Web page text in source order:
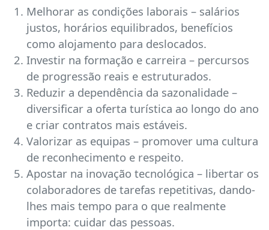
Melhorar as condições laborais – salários
justos, horários equilibrados, benefícios
como alojamento para deslocados.
Investir na formação e carreira – percursos
de progressão reais e estruturados.
Reduzir a dependência da sazonalidade –
diversificar a oferta turística ao longo do ano
e criar contratos mais estáveis.
Valorizar as equipas – promover uma cultura
de reconhecimento e respeito.
Apostar na inovação tecnológica – libertar os
colaboradores de tarefas repetitivas, dando-
lhes mais tempo para o que realmente
importa: cuidar das pessoas.